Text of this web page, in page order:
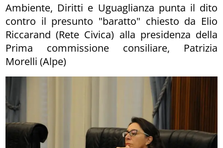
Ambiente, Diritti e Uguaglianza punta il dito
contro il presunto "baratto" chiesto da Elio
Riccarand (Rete Civica) alla presidenza della
Prima commissione consiliare, Patrizia
Morelli (Alpe)